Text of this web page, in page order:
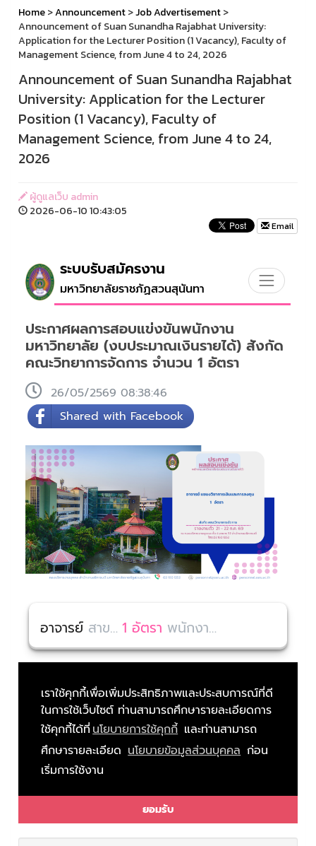
Home>Announcement>Job Advertisement>
Announcement of Suan Sunandha Rajabhat University:
Application for the Lecturer Position (1 Vacancy), Faculty of
Management Science, from June 4 to 24, 2026
Announcement of Suan Sunandha Rajabhat
University: Application for the Lecturer
Position (1 Vacancy), Faculty of
Management Science, from June 4 to 24,
2026
ผู้ดูแลเว็บ admin
2026-06-10 10:43:05
Email